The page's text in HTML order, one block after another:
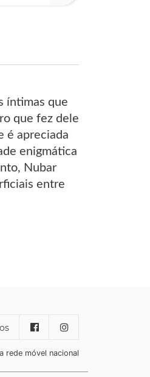
íntimas que
que fez dele
é apreciada
enigmática
Nubar
entre
rede móvel nacional